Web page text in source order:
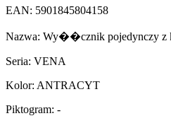
EAN: 5901845804158
Nazwa: Wy��cznik pojedynczy z
Seria: VENA
Kolor: ANTRACYT
Piktogram: -